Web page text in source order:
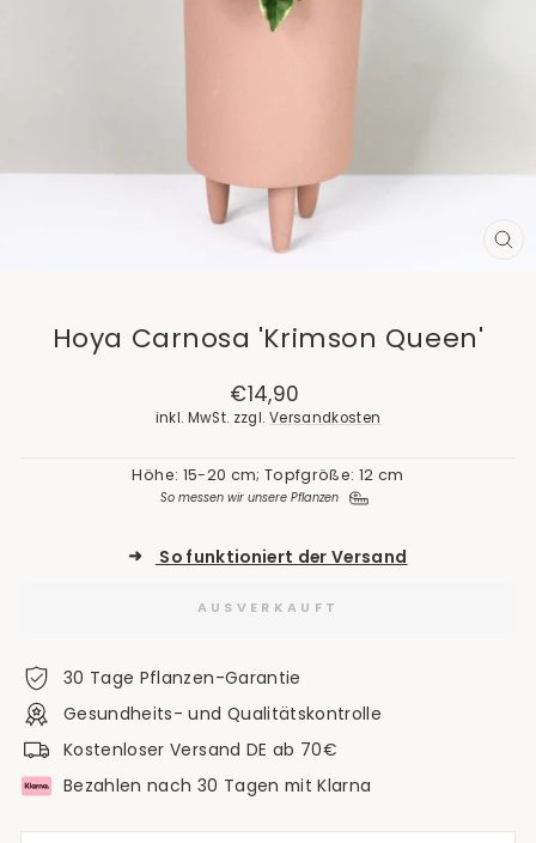
Hoya Carnosa 'Krimson Queen'
Normaler
Preis
€14,90
inkl. MwSt. zzgl. Versandkosten
Höhe: 15-20 cm; Topfgröße: 12 cm
So messen wir unsere Pflanzen
➜ So funktioniert der Versand
AUSVERKAUFT
30 Tage Pflanzen-Garantie
Gesundheits- und Qualitätskontrolle
Kostenloser Versand DE ab 70€
Bezahlen nach 30 Tagen mit Klarna